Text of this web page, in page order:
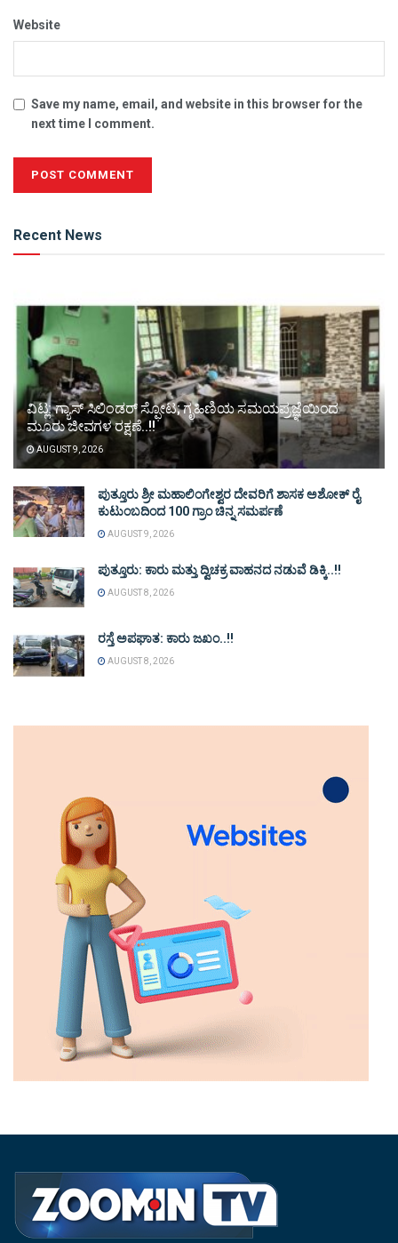
Website
Save my name, email, and website in this browser for the
next time I comment.
Recent News
ವಿಟ್ಲ: ಗ್ಯಾಸ್ ಸಿಲಿಂಡರ್ ಸ್ಫೋಟ; ಗೃಹಿಣಿಯ ಸಮಯಪ್ರಜ್ಞೆಯಿಂದ
ಮೂರು ಜೀವಗಳ ರಕ್ಷಣೆ..!!
AUGUST 9, 2026
ಪುತ್ತೂರು ಶ್ರೀ ಮಹಾಲಿಂಗೇಶ್ವರ ದೇವರಿಗೆ ಶಾಸಕ ಅಶೋಕ್ ರೈ
ಕುಟುಂಬದಿಂದ 100 ಗ್ರಾಂ ಚಿನ್ನ ಸಮರ್ಪಣೆ
AUGUST 9, 2026
ಪುತ್ತೂರು: ಕಾರು ಮತ್ತು ದ್ವಿಚಕ್ರ ವಾಹನದ ನಡುವೆ ಡಿಕ್ಕಿ..!!
AUGUST 8, 2026
ರಸ್ತೆ ಅಪಘಾತ: ಕಾರು ಜಖಂ..!!
AUGUST 8, 2026